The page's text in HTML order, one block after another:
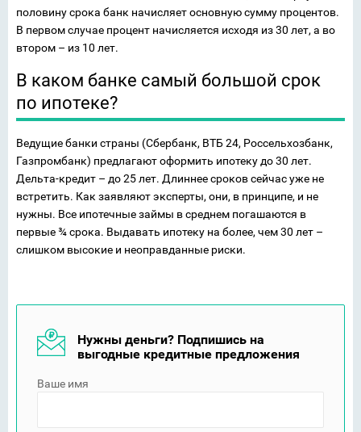
половину срока банк начисляет основную сумму процентов.
В первом случае процент начисляется исходя из 30 лет, а во
втором – из 10 лет.
В каком банке самый большой срок
по ипотеке?
Ведущие банки страны (Сбербанк, ВТБ 24, Россельхозбанк,
Газпромбанк) предлагают оформить ипотеку до 30 лет.
Дельта-кредит – до 25 лет. Длиннее сроков сейчас уже не
встретить. Как заявляют эксперты, они, в принципе, и не
нужны. Все ипотечные займы в среднем погашаются в
первые ¾ срока. Выдавать ипотеку на более, чем 30 лет –
слишком высокие и неоправданные риски.
Нужны деньги? Подпишись на
выгодные кредитные предложения
Ваше имя